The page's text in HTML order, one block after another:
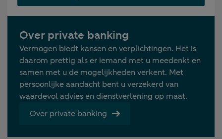
Over private banking
Vermogen biedt kansen en verplichtingen. Het is
daarom prettig als er iemand met u meedenkt en
samen met u de mogelijkheden verkent. Met
persoonlijke aandacht bent u verzekerd van
waardevol advies en dienstverlening op maat.
Over private banking